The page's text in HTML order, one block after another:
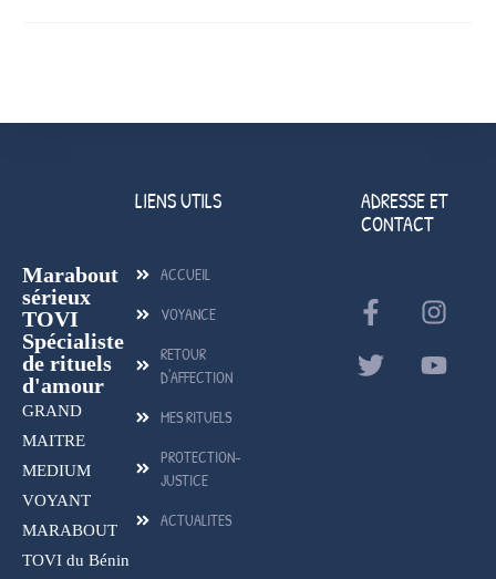
Marabout
sérieux
TOVI
Spécialiste
de rituels
d'amour
GRAND
MAITRE
MEDIUM
VOYANT
MARABOUT
TOVI du Bénin
LIENS UTILS
ACCUEIL
VOYANCE
RETOUR
D'AFFECTION
MES RITUELS
PROTECTION-
JUSTICE
ACTUALITES
ADRESSE ET
CONTACT